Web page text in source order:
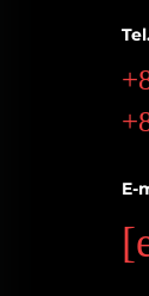
E-